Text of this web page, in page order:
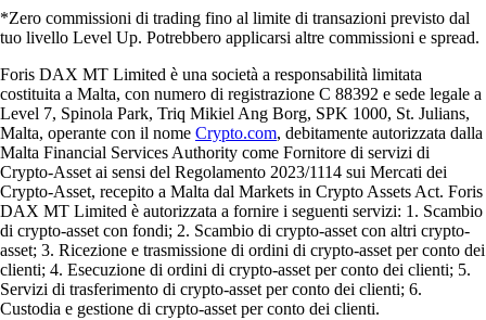
*Zero commissioni di trading fino al limite di transazioni previsto dal
tuo livello Level Up. Potrebbero applicarsi altre commissioni e spread.
Foris DAX MT Limited è una società a responsabilità limitata
costituita a Malta, con numero di registrazione C 88392 e sede legale a
Level 7, Spinola Park, Triq Mikiel Ang Borg, SPK 1000, St. Julians,
Malta, operante con il nome Crypto.com, debitamente autorizzata dalla
Malta Financial Services Authority come Fornitore di servizi di
Crypto-Asset ai sensi del Regolamento 2023/1114 sui Mercati dei
Crypto-Asset, recepito a Malta dal Markets in Crypto Assets Act. Foris
DAX MT Limited è autorizzata a fornire i seguenti servizi: 1. Scambio
di crypto-asset con fondi; 2. Scambio di crypto-asset con altri crypto-
asset; 3. Ricezione e trasmissione di ordini di crypto-asset per conto dei
clienti; 4. Esecuzione di ordini di crypto-asset per conto dei clienti; 5.
Servizi di trasferimento di crypto-asset per conto dei clienti; 6.
Custodia e gestione di crypto-asset per conto dei clienti.